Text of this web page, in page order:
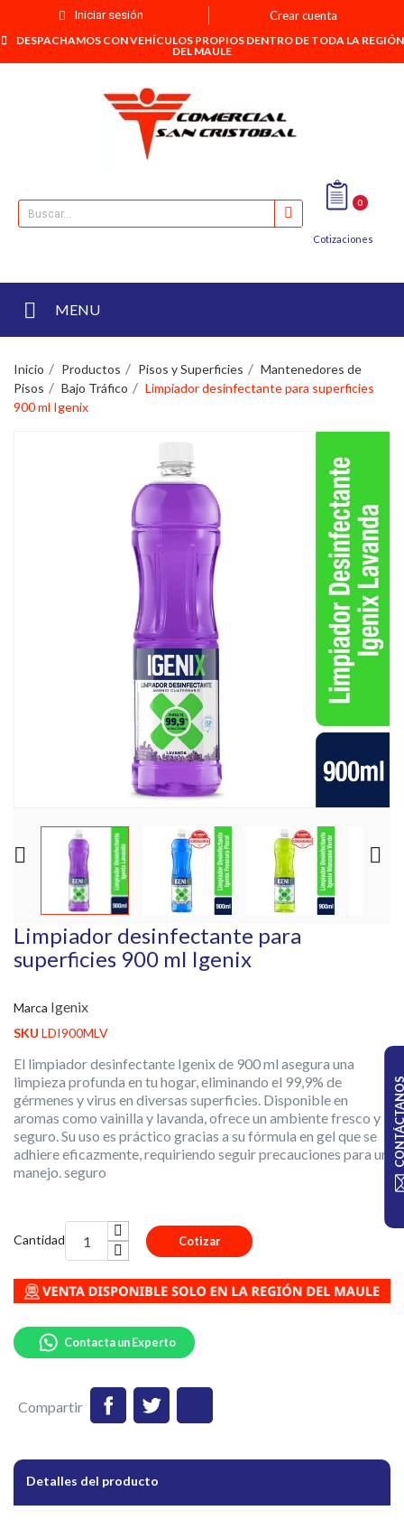
Iniciar sesión Crear cuenta
DESPACHAMOS CON VEHÍCULOS PROPIOS DENTRO DE TODA LA REGIÓN
DEL MAULE
0
Cotizaciones
MENU
Inicio Productos Pisos y Superficies
Mantenedores de
Pisos
Bajo Tráfico
Limpiador desinfectante para superficies
900 ml Igenix
 
Limpiador desinfectante para
superficies 900 ml Igenix
Marca Igenix
SKU LDI900MLV
El limpiador desinfectante Igenix de 900 ml asegura una
limpieza profunda en tu hogar, eliminando el 99,9% de
gérmenes y virus en diversas superficies. Disponible en
aromas como vainilla y lavanda, ofrece un ambiente fresco y
seguro. Su uso es práctico gracias a su fórmula en gel que se
adhiere eficazmente, requiriendo seguir precauciones para un
manejo. seguro
Cantidad Cotizar
Compartir
Contacta un Experto
Detalles del producto